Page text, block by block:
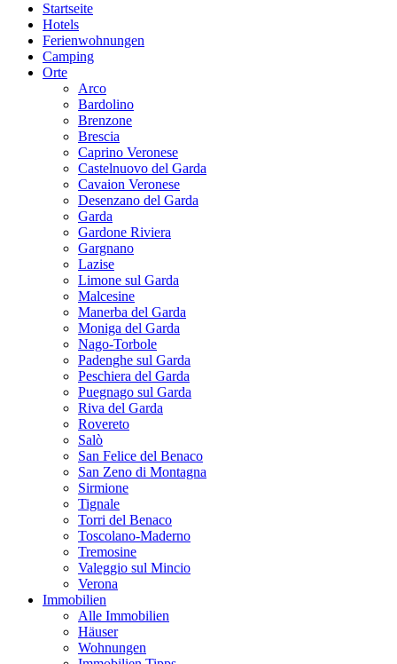
Startseite
Hotels
Ferienwohnungen
Camping
Orte
Arco
Bardolino
Brenzone
Brescia
Caprino Veronese
Castelnuovo del Garda
Cavaion Veronese
Desenzano del Garda
Garda
Gardone Riviera
Gargnano
Lazise
Limone sul Garda
Malcesine
Manerba del Garda
Moniga del Garda
Nago-Torbole
Padenghe sul Garda
Peschiera del Garda
Puegnago sul Garda
Riva del Garda
Rovereto
Salò
San Felice del Benaco
San Zeno di Montagna
Sirmione
Tignale
Torri del Benaco
Toscolano-Maderno
Tremosine
Valeggio sul Mincio
Verona
Immobilien
Alle Immobilien
Häuser
Wohnungen